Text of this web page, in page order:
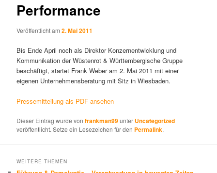
Performance
Veröffentlicht am2. Mai 2011
Bis Ende April noch als Direktor Konzernentwicklung und
Kommunikation der Wüstenrot & Württembergische Gruppe
beschäftigt, startet Frank Weber am 2. Mai 2011 mit einer
eigenen Unternehmensberatung mit Sitz in Wiesbaden.
Pressemitteilung als PDF ansehen
Dieser Eintrag wurde vonfrankman99unter Uncategorized
veröffentlicht. Setze ein Lesezeichen für den Permalink.
WEITERE THEMEN